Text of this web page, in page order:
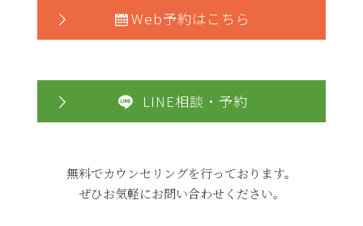
Web予約はこちら
LINE相談・予約
無料でカウンセリングを行っております。
ぜひお気軽にお問い合わせください。